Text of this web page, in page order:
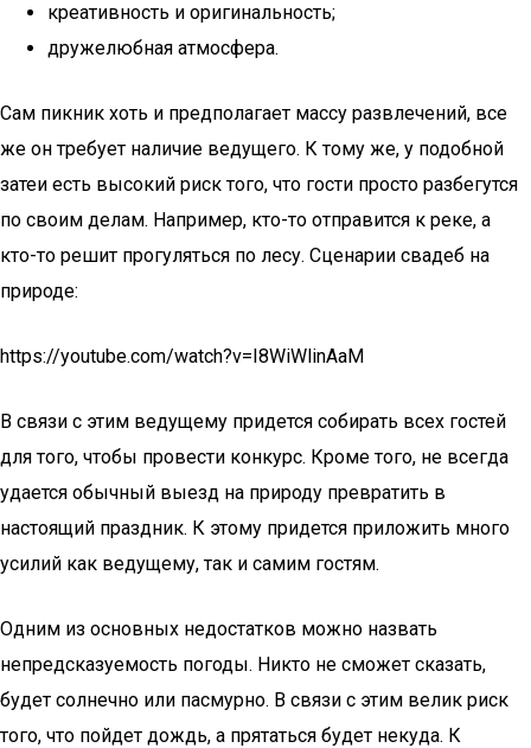
креативность и оригинальность;
дружелюбная атмосфера.
Сам пикник хоть и предполагает массу развлечений, все
же он требует наличие ведущего. К тому же, у подобной
затеи есть высокий риск того, что гости просто разбегутся
по своим делам. Например, кто-то отправится к реке, а
кто-то решит прогуляться по лесу. Сценарии свадеб на
природе:
https://youtube.com/watch?v=I8WiWlinAaM
В связи с этим ведущему придется собирать всех гостей
для того, чтобы провести конкурс. Кроме того, не всегда
удается обычный выезд на природу превратить в
настоящий праздник. К этому придется приложить много
усилий как ведущему, так и самим гостям.
Одним из основных недостатков можно назвать
непредсказуемость погоды. Никто не сможет сказать,
будет солнечно или пасмурно. В связи с этим велик риск
того, что пойдет дождь, а прятаться будет некуда. К